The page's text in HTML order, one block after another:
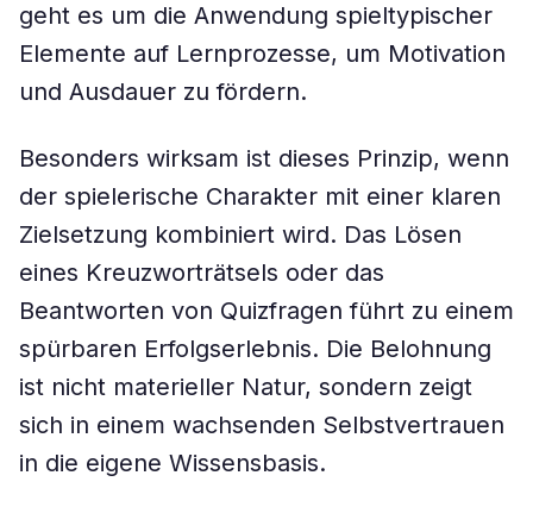
geht es um die Anwendung spieltypischer
Elemente auf Lernprozesse, um Motivation
und Ausdauer zu fördern.
Besonders wirksam ist dieses Prinzip, wenn
der spielerische Charakter mit einer klaren
Zielsetzung kombiniert wird. Das Lösen
eines Kreuzworträtsels oder das
Beantworten von Quizfragen führt zu einem
spürbaren Erfolgserlebnis. Die Belohnung
ist nicht materieller Natur, sondern zeigt
sich in einem wachsenden Selbstvertrauen
in die eigene Wissensbasis.